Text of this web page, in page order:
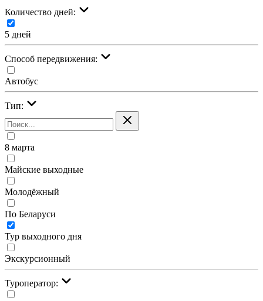
Количество дней:
5 дней
Cпособ передвижения:
Автобус
Тип:
8 марта
Майские выходные
Молодёжный
По Беларуси
Тур выходного дня
Экскурсионный
Туроператор: